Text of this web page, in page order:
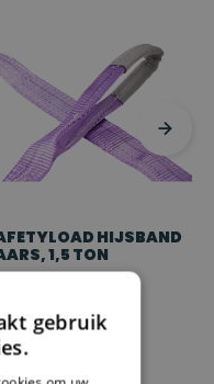
HIJSBAND
1,5 TON
Hijslast (7:1): 1,5 ton
Uitvoering: Lus-Lus
Lengte: 1 - 10 m
gebruik